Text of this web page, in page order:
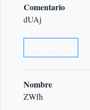
Comentario
dUAj
Nombre
ZWfh